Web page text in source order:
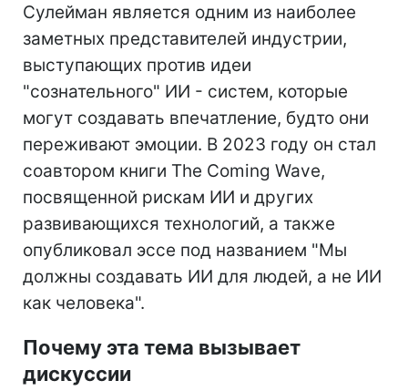
Сулейман является одним из наиболее
заметных представителей индустрии,
выступающих против идеи
"сознательного" ИИ - систем, которые
могут создавать впечатление, будто они
переживают эмоции. В 2023 году он стал
соавтором книги The Coming Wave,
посвященной рискам ИИ и других
развивающихся технологий, а также
опубликовал эссе под названием "Мы
должны создавать ИИ для людей, а не ИИ
как человека".
Почему эта тема вызывает
дискуссии